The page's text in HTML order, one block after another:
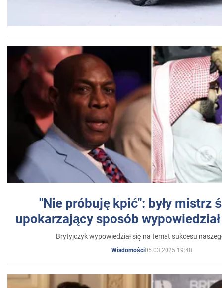
"Nie próbuję kpić": były mistrz
upokarzający sposób
Brytyjczyk wypowiedział się na temat sukcesu
Wiadomości05.03.2025 19:48